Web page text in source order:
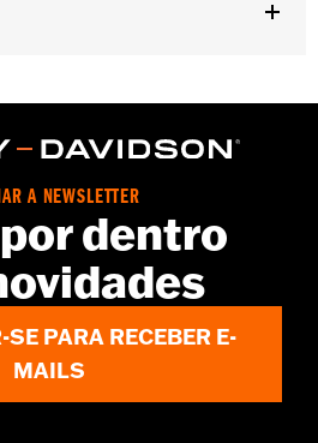
A NEWSLETTER
dentro
PARA RECEBER E-
MAILS